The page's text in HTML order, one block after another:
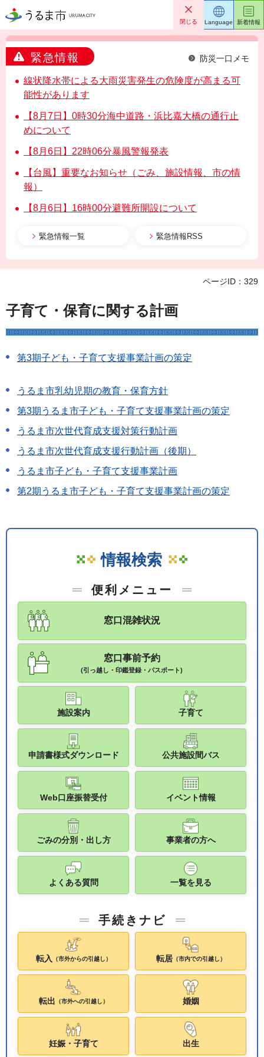
うるま市 閉じる
緊急情報 防災一口メモ
線状降水帯による大雨災害発生の危険度が高まる可
能性があります
【8月7日】0時30分海中道路・浜比嘉大橋の通行止
めについて
【8月6日】22時06分暴風警報発表
【台風】重要なお知らせ（ごみ、施設情報、市の情
報）
【8月6日】16時00分避難所開設について
緊急情報一覧 緊急情報RSS
Language 新着情報
ページID：329
子育て・保育に関する計画
第3期子ども・子育て支援事業計画の策定
うるま市乳幼児期の教育・保育方針
第3期うるま市子ども・子育て支援事業計画の策定
うるま市次世代育成支援対策行動計画
うるま市次世代育成支援行動計画（後期）
うるま市子ども・子育て支援事業計画
第2期うるま市子ども・子育て支援事業計画の策定
情報検索
便利メニュー
窓口混雑状況
窓口事前予約
(引っ越し・印鑑登録・パスポート)
施設案内 子育て
申請書様式ダウンロード 公共施設間バス
Web口座振替受付 イベント情報
ごみの分別・出し方 事業者の方へ
よくある質問 一覧を見る
手続きナビ
転入 （市外からの引越し） 転居（市内での引越し）
転出 （市外への引越し） 婚姻
妊娠・子育て 出生